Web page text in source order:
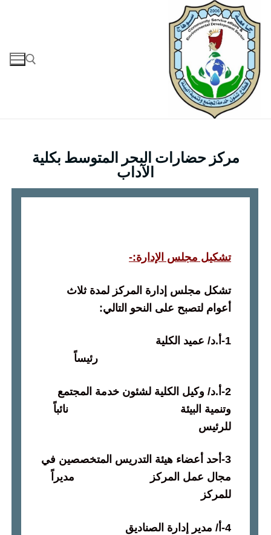
مركز حضارات البحر المتوسط بكلية
الآداب
تشكيل مجلس الإدارة:-
تشكل مجلس إدارة المركز لمدة ثلاث
أعوام لتصبح على النحو التالي:
1-
.د/ عميد الكلية
رئيساً
2- أ.د/ وكيل الكلية لشئون خدمة المجتمع
وتنمية البيئة نائباً
للرئيس
3- أحد أعضاء هيئة التدريس المتخصصين في
مجال عمل المركز مديراً
للمركز
4- أ/ مدير إدارة الصناديق